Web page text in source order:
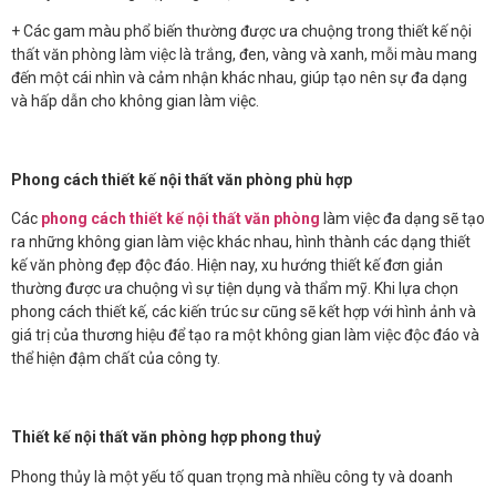
+ Các gam màu phổ biến thường được ưa chuộng trong thiết kế nội
thất văn phòng làm việc là trắng, đen, vàng và xanh, mỗi màu mang
đến một cái nhìn và cảm nhận khác nhau, giúp tạo nên sự đa dạng
và hấp dẫn cho không gian làm việc.
Phong cách thiết kế nội thất văn phòng phù hợp
Các phong cách thiết kế nội thất văn phòng làm việc đa dạng sẽ tạo
ra những không gian làm việc khác nhau, hình thành các dạng thiết
kế văn phòng đẹp độc đáo. Hiện nay, xu hướng thiết kế đơn giản
thường được ưa chuộng vì sự tiện dụng và thẩm mỹ. Khi lựa chọn
phong cách thiết kế, các kiến trúc sư cũng sẽ kết hợp với hình ảnh và
giá trị của thương hiệu để tạo ra một không gian làm việc độc đáo và
thể hiện đậm chất của công ty.
Thiết kế nội thất văn phòng hợp phong thuỷ
Phong thủy là một yếu tố quan trọng mà nhiều công ty và doanh